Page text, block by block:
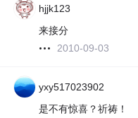
hjjk123
来接分
2010-09-03
yxy517023902
是不有惊喜？祈祷！